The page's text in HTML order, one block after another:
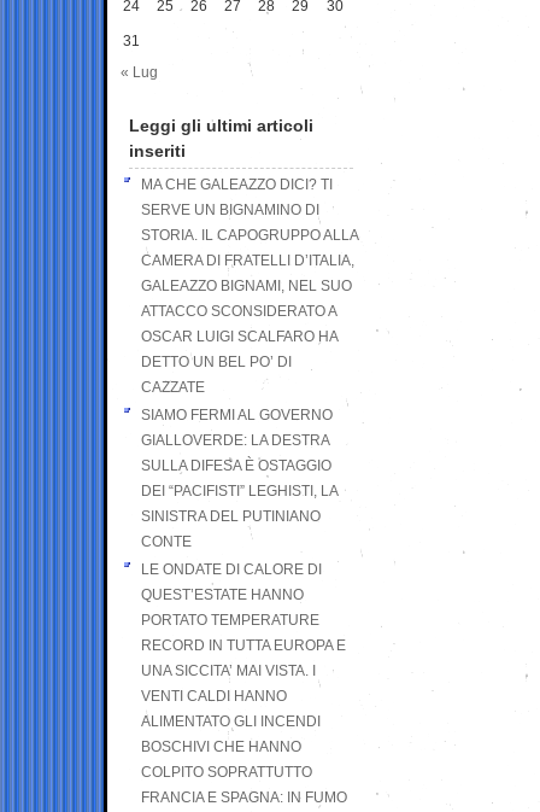
24 25 26 27 28 29 30
31
« Lug
Leggi gli ultimi articoli
inseriti
MA CHE GALEAZZO DICI? TI
SERVE UN BIGNAMINO DI
STORIA. IL CAPOGRUPPO ALLA
CAMERA DI FRATELLI D’ITALIA,
GALEAZZO BIGNAMI, NEL SUO
ATTACCO SCONSIDERATO A
OSCAR LUIGI SCALFARO HA
DETTO UN BEL PO’ DI
CAZZATE
SIAMO FERMI AL GOVERNO
GIALLOVERDE: LA DESTRA
SULLA DIFESA È OSTAGGIO
DEI “PACIFISTI” LEGHISTI, LA
SINISTRA DEL PUTINIANO
CONTE
LE ONDATE DI CALORE DI
QUEST’ESTATE HANNO
PORTATO TEMPERATURE
RECORD IN TUTTA EUROPA E
UNA SICCITA’ MAI VISTA. I
VENTI CALDI HANNO
ALIMENTATO GLI INCENDI
BOSCHIVI CHE HANNO
COLPITO SOPRATTUTTO
FRANCIA E SPAGNA: IN FUMO